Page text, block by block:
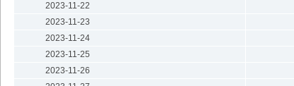
2023-11-22
2023-11-23
2023-11-24
2023-11-25
2023-11-26